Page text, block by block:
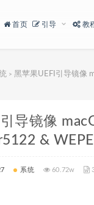
首页 引导 教
> 黑苹果UEFI引导镜像
导镜像
& WEPE
系统 60.72w